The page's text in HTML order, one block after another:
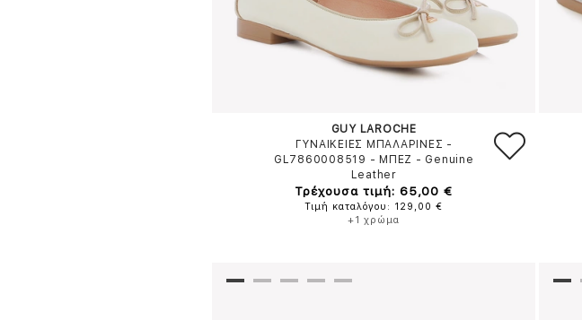
GUY LAROCHE
ΓΥΝΑΙΚΕΙΕΣ ΜΠΑΛΑΡΙΝΕΣ -
GL7860008519 - ΜΠΕΖ - Genuine
Leather
Τρέχουσα τιμή: 65,00 €
Τιμή καταλόγου: 129,00 €
+1 χρώμα